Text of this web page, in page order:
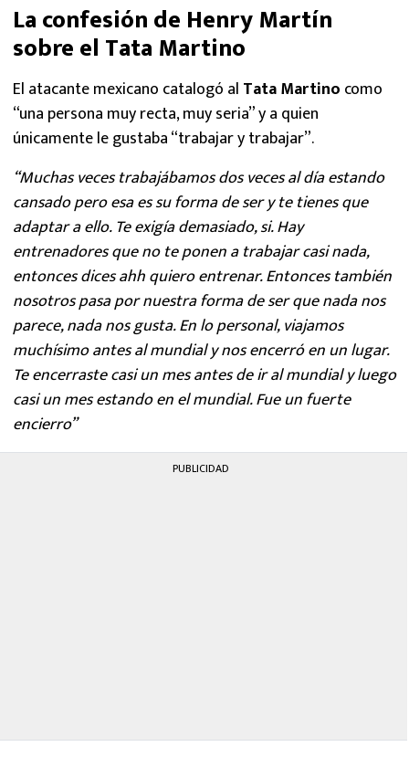
La confesión de Henry Martín
sobre el Tata Martino
El atacante mexicano catalogó al Tata Martino como
“una persona muy recta, muy seria” y a quien
únicamente le gustaba “trabajar y trabajar”.
“Muchas veces trabajábamos dos veces al día estando
cansado pero esa es su forma de ser y te tienes que
adaptar a ello. Te exigía demasiado, si. Hay
entrenadores que no te ponen a trabajar casi nada,
entonces dices ahh quiero entrenar. Entonces también
nosotros pasa por nuestra forma de ser que nada nos
parece, nada nos gusta. En lo personal, viajamos
muchísimo antes al mundial y nos encerró en un lugar.
Te encerraste casi un mes antes de ir al mundial y luego
casi un mes estando en el mundial. Fue un fuerte
encierro”
PUBLICIDAD